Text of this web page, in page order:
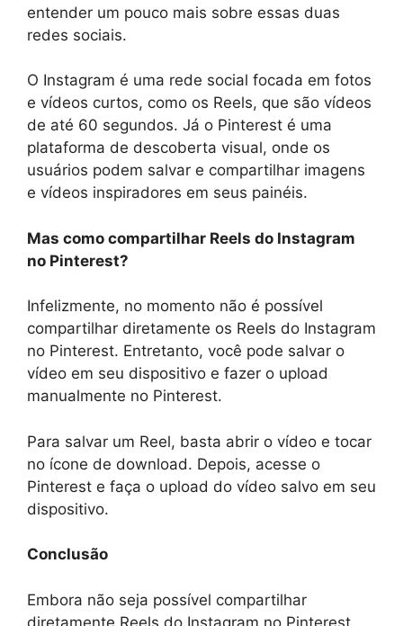
entender um pouco mais sobre essas duas
redes sociais.
O Instagram é uma rede social focada em fotos
e vídeos curtos, como os Reels, que são vídeos
de até 60 segundos. Já o Pinterest é uma
plataforma de descoberta visual, onde os
usuários podem salvar e compartilhar imagens
e vídeos inspiradores em seus painéis.
Mas como compartilhar Reels do Instagram
no Pinterest?
Infelizmente, no momento não é possível
compartilhar diretamente os Reels do Instagram
no Pinterest. Entretanto, você pode salvar o
vídeo em seu dispositivo e fazer o upload
manualmente no Pinterest.
Para salvar um Reel, basta abrir o vídeo e tocar
no ícone de download. Depois, acesse o
Pinterest e faça o upload do vídeo salvo em seu
dispositivo.
Conclusão
Embora não seja possível compartilhar
diretamente Reels do Instagram no Pinterest,